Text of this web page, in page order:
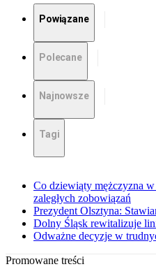
Powiązane
Polecane
Najnowsze
Tagi
Co dziewiąty mężczyzna w
zaległych zobowiązań
Prezydent Olsztyna:
Dolny Śląsk rewitalizuje
Odważne decyzje w
Promowane treści